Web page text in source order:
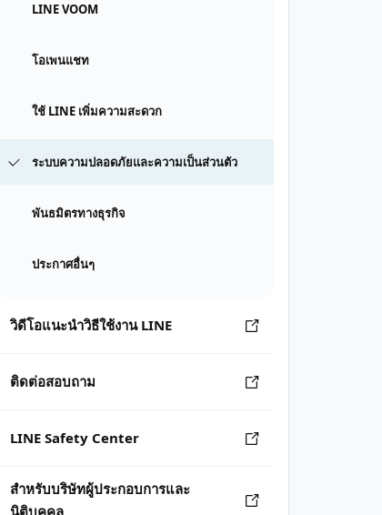
LINE VOOM
โอเพนแชท
ใช้ LINE เพิ่มความสะดวก
ระบบความปลอดภัยและความเป็นส่วนตัว
พันธมิตรทางธุรกิจ
ประกาศอื่นๆ
วิดีโอแนะนำวิธีใช้งาน LINE
ติดต่อสอบถาม
LINE Safety Center
สำหรับบริษัทผู้ประกอบการและ
นิติบุคคล